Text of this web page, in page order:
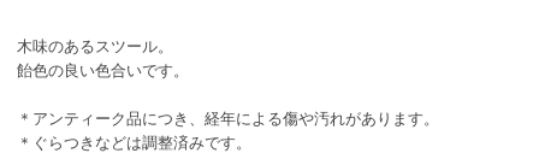
木味のあるスツール。
飴色の良い色合いです。
＊アンティーク品につき、経年による傷や汚れがあります。
＊ぐらつきなどは調整済みです。